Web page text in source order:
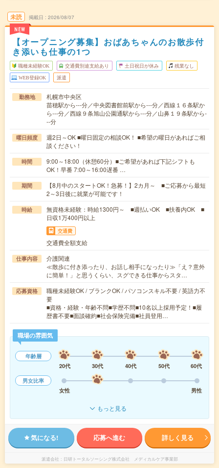
未読
NEW
掲載日 2026/08/07
【オープニング募集】おばあちゃんのお散歩付
き添いも仕事の1つ
職種未経験OK 交通費別途支給あり 土日祝日が休み 残業なし
WEB登録OK 派遣
勤務地
札幌市中央区
苗穂駅から---分／中央図書館前駅から---分／西線１６条駅か
ら---分／西線９条旭山公園通駅から---分／山鼻１９条駅から-
--分
曜日頻度
週2日～OK ■曜日固定の相談OK！ ■希望の曜日があればご相
談ください！
時間
9:00～18:00（休憩60分）■ご希望があれば下記シフトも
OK！早番 7:00～16:00遅番 …
期間
【8月中のスタートOK！急募！】2カ月～ ■ご応募から最短
2～3日後に就業が可能です！
時給
無資格未経験：時給1300円～ ■週払いOK ■扶養内OK ■
日収1万400円以上
交通費
交通費全額支給
仕事内容
介護関連
≪散歩に付き添ったり、お話し相手になったり≫「え？意外
に簡単！」と思うくらい、スグできる仕事からスタ…
応募資格
職種未経験OK / ブランクOK / パソコンスキル不要 / 英語力不
要
■資格・経験・年齢不問■学歴不問■10名以上採用予定！■履
歴書不要■面談確約■社会保険完備■社員登用…
職場の雰囲気
年齢層
20代
30代 40代 50代
60代
男女比率
女性
男性
もっと見る
気になる! 応募へ進む 詳しく見る
派遣会社 日研トータルソーシング株式会社 メディカルケア事業部